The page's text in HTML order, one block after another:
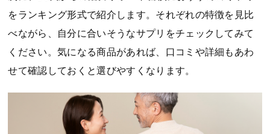
をランキング形式で紹介します。それぞれの特徴を見比
べながら、自分に合いそうなサプリをチェックしてみて
ください。気になる商品があれば、口コミや詳細もあわ
せて確認しておくと選びやすくなります。